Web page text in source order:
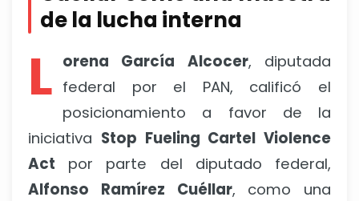
de la lucha interna
L orena García Alcocer, diputada
federal por el PAN, calificó el
posicionamiento a favor de la
iniciativa Stop Fueling Cartel Violence
Act por parte del diputado federal,
Alfonso Ramírez Cuéllar, como una